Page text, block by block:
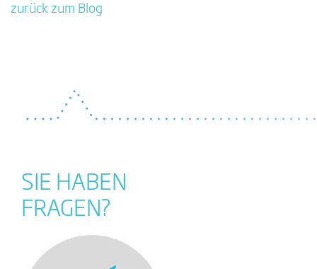
zurück zum Blog
SIE HABEN
FRAGEN?